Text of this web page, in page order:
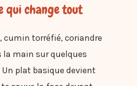
qui change tout
cumin torréfié, coriandre
la main sur quelques
plat basique devient